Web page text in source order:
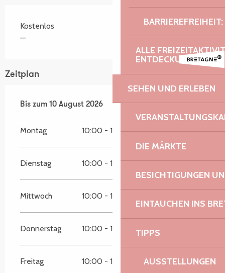
ALLE
ENTDECKUNGEN
SEHEN UND ERLEBEN
DIE MÄRKTE
BESICHTIGUNGEN
EINTAUCHEN INS
TIPPS
AUSSTELLUNGEN
Kostenlos
—
Zeitplan
vom3 August 2026bis zum10 August 2026
Bis zum 10 August 2026
Montag 10:00 - 19:00
Dienstag 10:00 - 19:00
Mittwoch 10:00 - 19:00
Donnerstag 10:00 - 19:00
Freitag 10:00 - 19:00